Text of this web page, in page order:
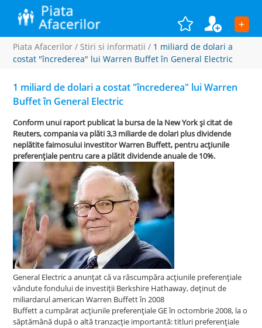
+
Piata Afacerilor / Stiri si informatii / 1 miliard de dolari a
costat "încrederea" lui Warren Buffet în General Electric
1 miliard de dolari a costat "încrederea" lui Warren
Buffet în General Electric
Conform unui raport publicat la bursa de la New York şi citat de
Reuters, compania va plăti 3,3 miliarde de dolari plus dividende
neplătite faimosului investitor Warren Buffett, pentru acţiunile
preferenţiale pentru care a plătit dividende anuale de 10%.
General Electric a anunţat că va răscumpăra acţiunile preferenţiale
vândute fondului de investiţii Berkshire Hathaway, deţinut de
miliardarul american Warren Buffett în 2008
Buffett a cumpărat acţiunile preferenţiale GE în octombrie 2008, la o
săptămână după o altă tranzacţie importantă: titluri preferenţiale